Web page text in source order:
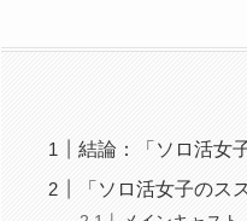
結論：「ソロ活女
「ソロ活女子のス